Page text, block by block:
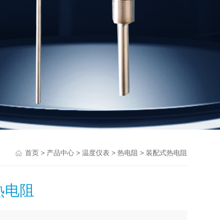
首页> 产品中心> 温度仪表 > 热电阻 > 装配式热电阻
阻